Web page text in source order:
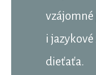
i
dieťaťa.